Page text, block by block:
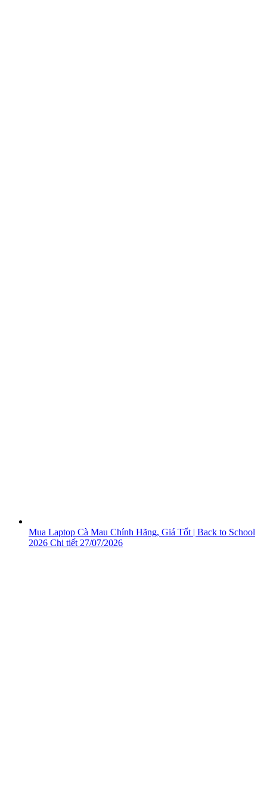
Mua Laptop Cà Mau Chính Hãng, Giá Tốt | Back to School
2026 Chi tiết 27/07/2026